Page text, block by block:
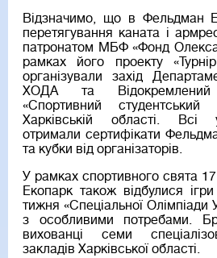
Відзначимо, що в Фельдман
перетягування каната і
патронатом МБФ «Фонд
рамках його проекту
організували захід
ХОДА та
«Спортивний
Харківській області. Всі
отримали сертифікати
та кубки від організаторів.
У рамках спортивного свята
Екопарк також відбулися
тижня «Спеціальної Олімпіади
з особливими потребами.
вихованці семи
закладів Харківської області.